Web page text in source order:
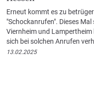
Erneut kommt es zu
"Schockanrufen". Dieses
Viernheim und
sich bei solchen Anrufen
13.02.2025